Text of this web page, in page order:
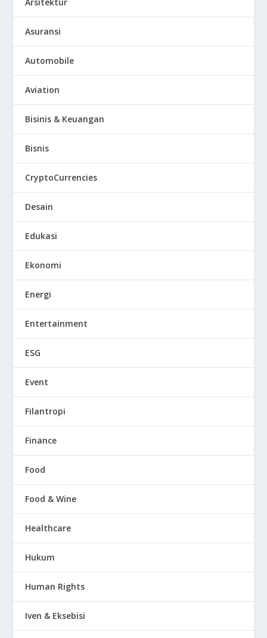
Asuransi
Automobile
Aviation
Bisinis & Keuangan
Bisnis
CryptoCurrencies
Desain
Edukasi
Ekonomi
Energi
Entertainment
ESG
Event
Filantropi
Finance
Food
Food & Wine
Healthcare
Hukum
Human Rights
Iven & Eksebisi